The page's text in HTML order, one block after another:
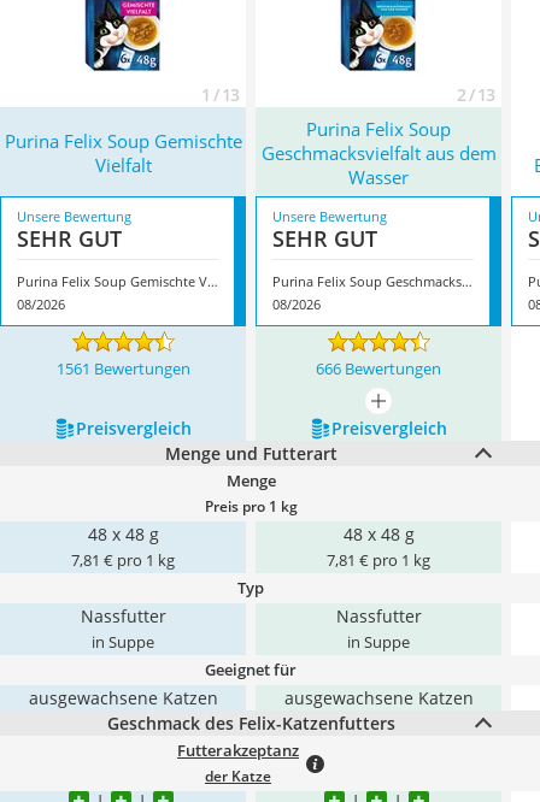
1 / 13 2 / 13
Purina Felix Soup Gemischte
Vielfalt
Purina Felix Soup
Geschmacksvielfalt aus dem
Wasser
Unsere Bewertung
SEHR GUT
Purina Felix Soup Gemischte Vielfalt
08/2026
Unsere Bewertung
SEHR GUT
Purina Felix Soup Geschmacksvielfalt aus dem Wasser
08/2026
1561 Bewertungen 666 Bewertungen
mehr anzeigen
Preis­vergleich
Preis­vergleich
Menge und Futterart
Menge
Preis pro 1 kg
48 x 48 g
7,81 € pro 1 kg
48 x 48 g
7,81 € pro 1 kg
Typ
Nassfutter
in Suppe
Nassfutter
in Suppe
Geeignet für
ausgewachsene Katzen ausgewachsene Katzen
Geschmack des Felix-Katzenfutters
Futterakzeptanz
der Katze